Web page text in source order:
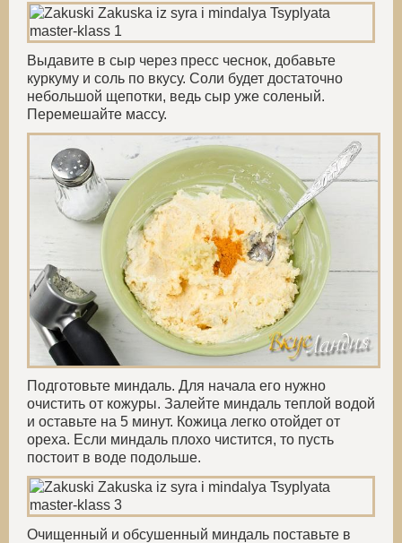
Выдавите в сыр через пресс чеснок, добавьте
куркуму и соль по вкусу. Соли будет достаточно
небольшой щепотки, ведь сыр уже соленый.
Перемешайте массу.
Подготовьте миндаль. Для начала его нужно
очистить от кожуры. Залейте миндаль теплой водой
и оставьте на 5 минут. Кожица легко отойдет от
ореха. Если миндаль плохо чистится, то пусть
постоит в воде подольше.
Очищенный и обсушенный миндаль поставьте в